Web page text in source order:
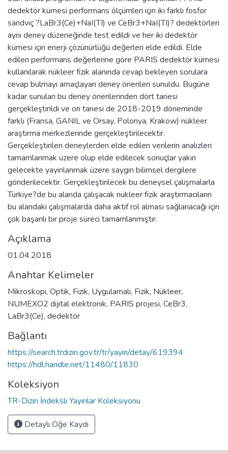
dedektör kümesi performans ölçümleri için iki farklı fosfor
sandviç ?LaBr3(Ce)+NaI(TI) ve CeBr3+NaI(TI)? dedektörleri
aynı deney düzeneğinde test edildi ve her iki dedektör
kümesi için enerji çözünürlüğü değerleri elde edildi. Elde
edilen performans değerlerine göre PARIS dedektör kümesi
kullanılarak nükleer fizik alanında cevap bekleyen sorulara
cevap bulmayı amaçlayan deney önerileri sunuldu. Bugüne
kadar sunulan bu deney önerilerinden dört tanesi
gerçekleştirildi ve on tanesi de 2018-2019 döneminde
farklı (Fransa, GANIL ve Orsay, Polonya, Krakow) nükleer
araştırma merkezlerinde gerçekleştirilecektir.
Gerçekleştirilen deneylerden elde edilen verilerin analizleri
tamamlanmak üzere olup elde edilecek sonuçlar yakın
gelecekte yayınlanmak üzere saygın bilimsel dergilere
gönderilecektir. Gerçekleştirilecek bu deneysel çalışmalarla
Türkiye?de bu alanda çalışacak nükleer fizik araştırmacıların
bu alandaki çalışmalarda daha aktif rol alması sağlanacağı için
çok başarılı bir proje süreci tamamlanmıştır.
Açıklama
01.04.2018
Anahtar Kelimeler
Mikroskopi, Optik, Fizik, Uygulamalı, Fizik, Nükleer,
NUMEXO2 dijital elektronik, PARIS projesi, CeBr3,
LaBr3(Ce), dedektör
Bağlantı
https://search.trdizin.gov.tr/tr/yayin/detay/619394
https://hdl.handle.net/11480/11830
Koleksiyon
TR-Dizin İndeksli Yayınlar Koleksiyonu
Detaylı Öğe Kaydı